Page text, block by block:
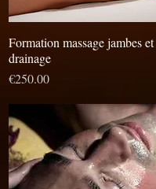
Aperçu rapide
Formation massage jambes et
drainage
Prix
€250.00